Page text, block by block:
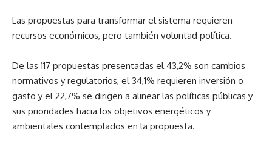
Las propuestas para transformar el sistema requieren
recursos económicos, pero también voluntad política.
De las 117 propuestas presentadas el 43,2% son cambios
normativos y regulatorios, el 34,1% requieren inversión o
gasto y el 22,7% se dirigen a alinear las políticas públicas y
sus prioridades hacia los objetivos energéticos y
ambientales contemplados en la propuesta.